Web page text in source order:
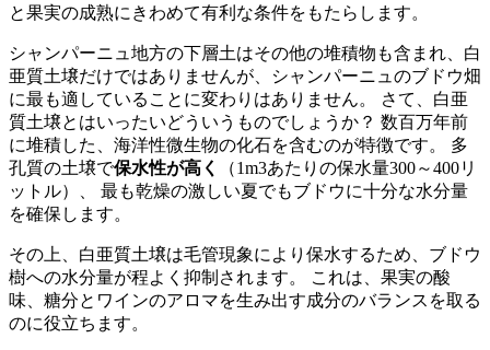
と果実の成熟にきわめて有利な条件をもたらします。
シャンパーニュ地方の下層土はその他の堆積物も含まれ、白
亜質土壌だけではありませんが、シャンパーニュのブドウ畑
に最も適していることに変わりはありません。 さて、白亜
質土壌とはいったいどういうものでしょうか？ 数百万年前
に堆積した、海洋性微生物の化石を含むのが特徴です。 多
孔質の土壌で保水性が高く
（1m3あたりの保水量300～400リ
ットル）、 最も乾燥の激しい夏でもブドウに十分な水分量
を確保します。
その上、白亜質土壌は毛管現象により保水するため、ブドウ
樹への水分量が程よく抑制されます。 これは、果実の酸
味、糖分とワインのアロマを生み出す成分のバランスを取る
のに役立ちます。